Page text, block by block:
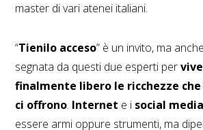
master di vari atenei italiani.
“Tienilo acceso” è un invito, ma
segnata da questi due esperti per
finalmente libero le ricchezze
ci offrono. Internet e i social media
essere armi oppure strumenti, ma